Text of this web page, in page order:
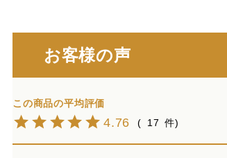
お客様の声
4.76 17